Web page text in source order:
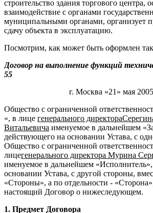
строительство здания торгового центра,
взаимодействие с органами
муниципальными органами, организует
сдачу объекта в эксплуатацию.
Посмотрим, как может быть оформлен
Договор на выполнение функций
55
г. Москва «21» мая
Общество с ограниченной
«, в лице генерального
Витальевича именуемое в дальнейшем
действующего на основании Устава, с
Общество с ограниченной
лицегенерального директора Мурина
именуемое в дальнейшем
основании Устава, с другой стороны,
«Стороны», а по отдельности -
настоящий Договор о нижеследующем.
1. Предмет Договора